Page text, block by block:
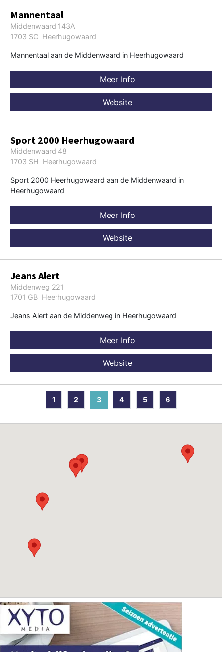
Mannentaal
Middenwaard 143A
1703 SC Heerhugowaard
Mannentaal aan de Middenwaard in Heerhugowaard
Meer Info
Website
Sport 2000 Heerhugowaard
Middenwaard 48
1703 SH Heerhugowaard
Sport 2000 Heerhugowaard aan de Middenwaard in
Heerhugowaard
Meer Info
Website
Jeans Alert
Middenweg 221
1701 GB Heerhugowaard
Jeans Alert aan de Middenweg in Heerhugowaard
Meer Info
Website
1 2 3 4 5 6